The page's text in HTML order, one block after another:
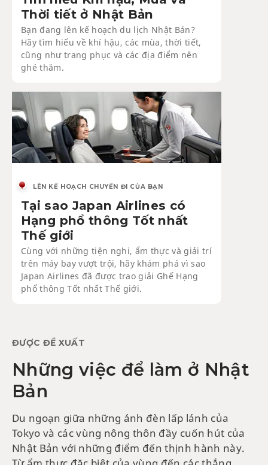
Thời tiết ở Nhật Bản
Bạn đang lên kế hoạch du lịch Nhật Bản?
Hãy tìm hiểu về khí hậu, các mùa, thời tiết,
cũng như trang phục và các địa điểm nên
ghé thăm.
LÊN KẾ HOẠCH CHUYẾN ĐI CỦA BẠN
Tại sao Japan Airlines có
Hạng phổ thông Tốt nhất
Thế giới
Cùng với những tiện nghi, ẩm thực và giải trí
trên máy bay vượt trội, hãy khám phá vì sao
Japan Airlines đã được trao giải Ghế Hạng
phổ thông Tốt nhất Thế giới.
ĐƯỢC ĐỀ XUẤT
Những việc để làm ở Nhật
Bản
Du ngoạn giữa những ánh đèn lấp lánh của
Tokyo và các vùng nông thôn đầy cuốn hút của
Nhật Bản với những điểm đến thịnh hành này.